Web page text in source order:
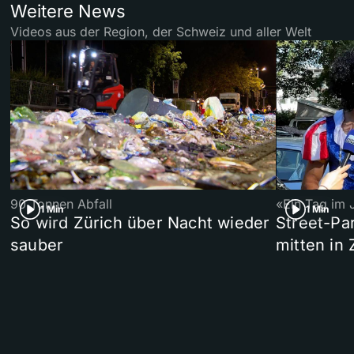
Weitere News
Videos aus der Region, der Schweiz und aller Welt
1 Min
90 Tonnen Abfall
So wird Zürich über Nacht wieder
sauber
1 Min
«Ein Tag im
Street-
mitten in